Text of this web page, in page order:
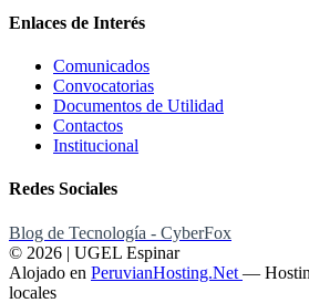
Enlaces de Interés
Comunicados
Convocatorias
Documentos de Utilidad
Contactos
Institucional
Redes Sociales
Blog de Tecnología - CyberFox
© 2026 | UGEL Espinar
Alojado en PeruvianHosting.Net —
locales